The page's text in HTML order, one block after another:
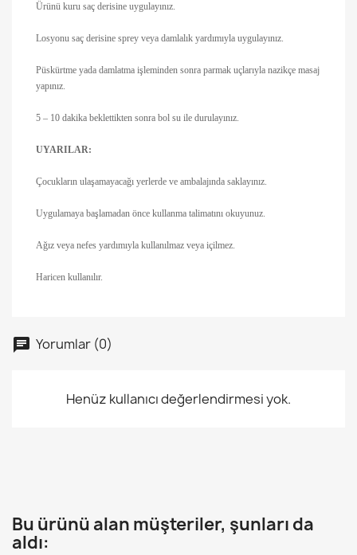
Ürünü kuru saç derisine uygulayınız.
Losyonu saç derisine sprey veya damlalık yardımıyla uygulayınız.
Püskürtme yada damlatma işleminden sonra parmak uçlarıyla nazikçe masaj
yapınız.
5 – 10 dakika beklettikten sonra bol su ile durulayınız.
UYARILAR:
Çocukların ulaşamayacağı yerlerde ve ambalajında saklayınız.
Uygulamaya başlamadan önce kullanma talimatını okuyunuz.
Ağız veya nefes yardımıyla kullanılmaz veya içilmez.
Haricen kullanılır.
Yorumlar (0)
Henüz kullanıcı değerlendirmesi yok.
Bu ürünü alan müşteriler, şunları da
aldı: